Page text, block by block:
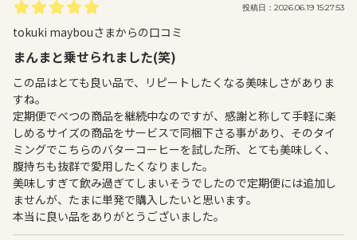
投稿日：2026.06.19 15:27:53
tokuki maybouさまからの口コミ
まんまと乗せられました(笑)
この品はとても良い品で、リピートしたくなる美味しさがありま
すね。
定期便でべつの商品を継続中なのですが、感謝と称して手軽に楽
しめるサイズの商品をサービスで同梱下さる事があり、そのタイ
ミングでこちらのバターコーヒーを試した所、とても美味しく、
腹持ちも抜群で愛用したくなりました。
美味しすぎて飲み過ぎてしまいそうでしたので定期便には追加し
ませんが、たまに単発で購入したいと思います。
本当に良い品をありがとうございました。